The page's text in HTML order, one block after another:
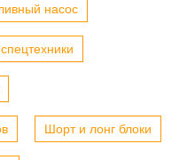
насос
Шорт и лонг блоки